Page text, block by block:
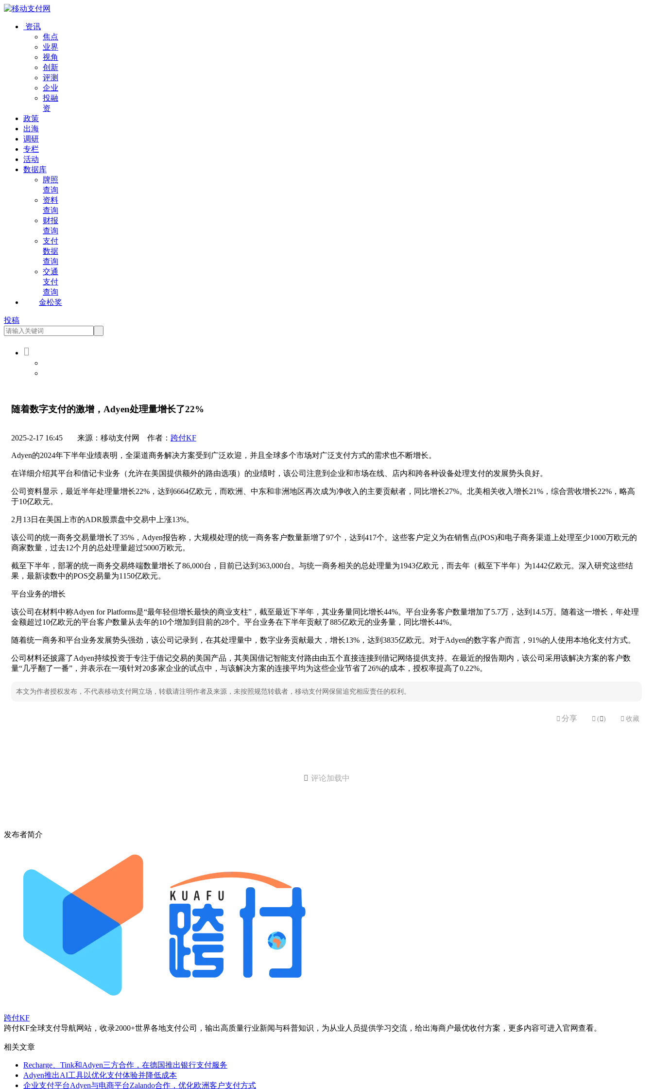
资讯
焦点
业界
视角
创新
评测
企业
投融
资
政策
出海
调研
专栏
活动
数据库
牌照
查询
资料
查询
财报
查询
支付
数据
查询
交通
支付
查询
金松奖
投稿

随着数字支付的激增，Adyen处理量增长了22%
2025-2-17 16:45 来源：移动支付网 作者： 跨付KF
Adyen的2024年下半年业绩表明，全渠道商务解决方案受到广泛欢迎，并且全球多个市场对广泛支付方式的需求也不断增长。
在详细介绍其平台和借记卡业务（允许在美国提供额外的路由选项）的业绩时，该公司注意到企业和市场在线、店内和跨各种设备处理支付的发展势头良好。
公司资料显示，最近半年处理量增长22%，达到6664亿欧元，而欧洲、中东和非洲地区再次成为净收入的主要贡献者，同比增长27%。北美相关收入增长21%，综合营收增长22%，略高
于10亿欧元。
2月13日在美国上市的ADR股票盘中交易中上涨13%。
该公司的统一商务交易量增长了35%，Adyen报告称，大规模处理的统一商务客户数量新增了97个，达到417个。这些客户定义为在销售点(POS)和电子商务渠道上处理至少1000万欧元的
商家数量，过去12个月的总处理量超过5000万欧元。
截至下半年，部署的统一商务交易终端数量增长了86,000台，目前已达到363,000台。与统一商务相关的总处理量为1943亿欧元，而去年（截至下半年）为1442亿欧元。深入研究这些结
果，最新读数中的POS交易量为1150亿欧元。
平台业务的增长
该公司在材料中称Adyen for Platforms是“最年轻但增长最快的商业支柱”，截至最近下半年，其业务量同比增长44%。平台业务客户数量增加了5.7万，达到14.5万。随着这一增长，年处理
金额超过10亿欧元的平台客户数量从去年的10个增加到目前的28个。平台业务在下半年贡献了885亿欧元的业务量，同比增长44%。
随着统一商务和平台业务发展势头强劲，该公司记录到，在其处理量中，数字业务贡献最大，增长13%，达到3835亿欧元。对于Adyen的数字客户而言，91%的人使用本地化支付方式。
公司材料还披露了Adyen持续投资于专注于借记交易的美国产品，其美国借记智能支付路由由五个直接连接到借记网络提供支持。在最近的报告期内，该公司采用该解决方案的客户数
量“几乎翻了一番”，并表示在一项针对20多家企业的试点中，与该解决方案的连接平均为这些企业节省了26%的成本，授权率提高了0.22%。
本文为作者授权发布，不代表移动支付网立场，转载请注明作者及来源，未按照规范转载者，移动支付网保留追究相应责任的权利。
 分享  ( )  收藏
 评论加载中
发布者简介
跨付KF
跨付KF全球支付导航网站，收录2000+世界各地支付公司，输出高质量行业新闻与科普知识，为从业人员提供学习交流，给出海商户最优收付方案，更多内容可进入官网查看。
相关文章
Recharge、Tink和Adyen三方合作，在德国推出银行支付服务
Adyen推出AI工具以优化支付体验并降低成本
企业支付平台Adyen与电商平台Zalando合作，优化欧洲客户支付方式